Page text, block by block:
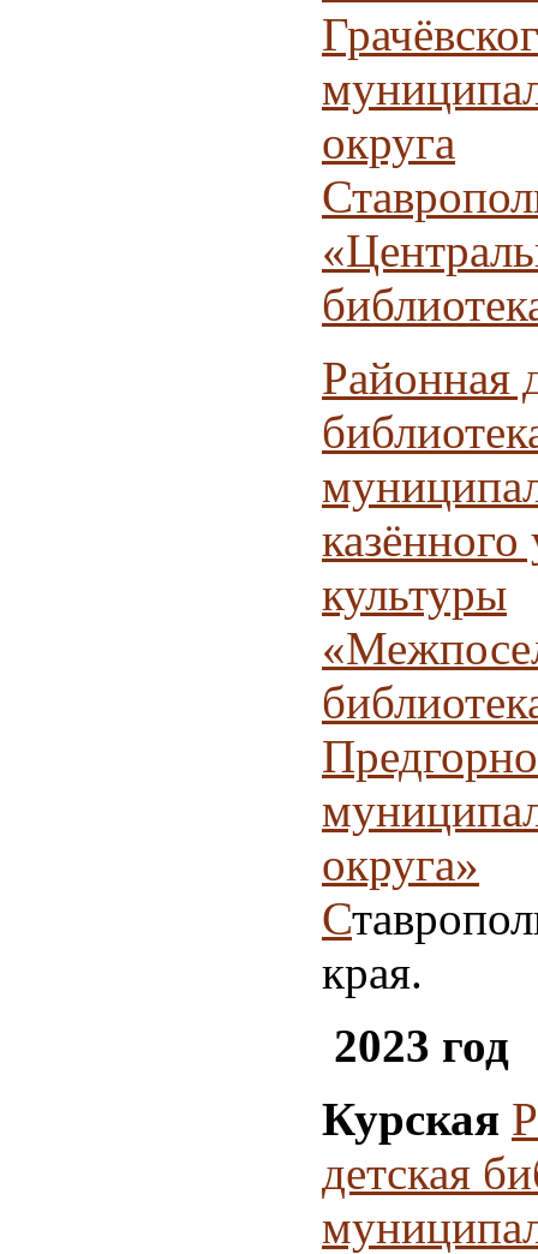
округа
Районная
культуры
округа»
С
края.
2023 год
Курская
детская